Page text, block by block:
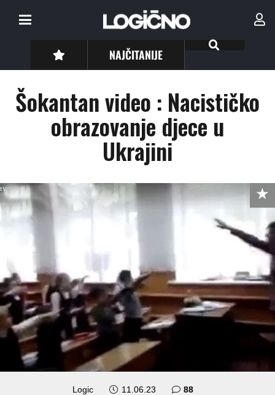
NAJČITANIJE
Šokantan video : Nacističko
obrazovanje djece u
Ukrajini
Logic 11.06.23 88komentara